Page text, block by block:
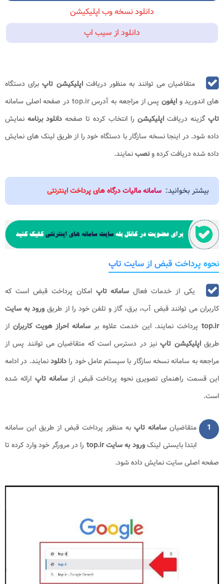
دانلود نسخه وب اپلیکیشن
دانلود از سیب اپ
متقاضیان می توانند به منظور دریافتاپلیکیشن تاپ برای دستگاه
های اندورید وایفون پس از مراجعه به آدرس top.ir
در صفحه اصلی سامانه
تاپگزینه دریافتاپلیکیشن را انتخاب کرده تا صفحه دانلود برنامه نمایش
داده شود. در اینجا نسخه سازگار با دستگاه خود را از طریق لینک های نمایش
داده شده دریافت کرده ونصبنمایند.
بیشتر بخوانید: سامانه مالیات درگاه های پرداخت اینترنتی
نحوه پرداخت قبض از سایت تاپ
یکی از خدمات فعال سامانه تاپامکان پرداخت قبض است که
کاربران می توانند قبض آب، برق، گاز و تلفن خود را از طریق ورود به سایت
top.irپرداخت نمایند. این خدمت علاوه بر سامانه احراز هویت کاربران از
طریقاپلیکیشن تاپنیز در دسترس است که متقاضیان می توانند پس از
مراجعه به سامانه نسخه سازگار با سیستم عامل خود رادانلودنمایند. در ادامه
این قسمت راهنمای تصویری نحوه پرداخت قبض از سامانه تاپ ارائه شده
است.
1 متقاضیان سامانه تاپ به منظور پرداخت قبض از طریق این سامانه
ابتدا بایستی لینکورود به سایتtop.ir را در مرورگر خود وارد کرده تا
صفحه اصلی سایت نمایش داده شود.